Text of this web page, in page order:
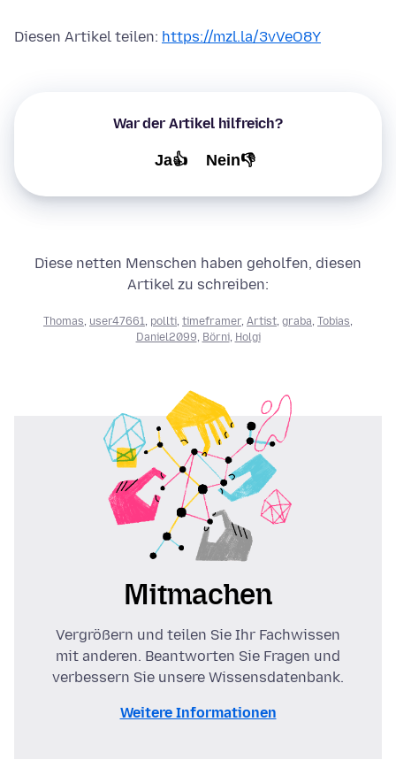
Diesen Artikel teilen: https://mzl.la/3vVeO8Y
War der Artikel hilfreich?
Ja👍 Nein👎
Diese netten Menschen haben geholfen, diesen
Artikel zu schreiben:
Thomas user47661 pollti timeframer, Artist graba Tobias
Daniel2099 Börni, Holgi
Mitmachen
Vergrößern und teilen Sie Ihr Fachwissen
mit anderen. Beantworten Sie Fragen und
verbessern Sie unsere Wissensdatenbank.
Weitere Informationen